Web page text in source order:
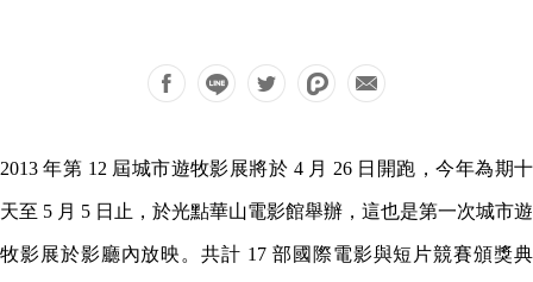
2013 年第 12 屆城市遊牧影展將於 4 月 26 日開跑，今年為期十
天至 5 月 5 日止，於光點華山電影館舉辦，這也是第一次城市遊
牧影展於影廳內放映。共計 17 部國際電影與短片競賽頒獎典